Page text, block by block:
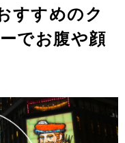
すすめのク
でお腹や顔